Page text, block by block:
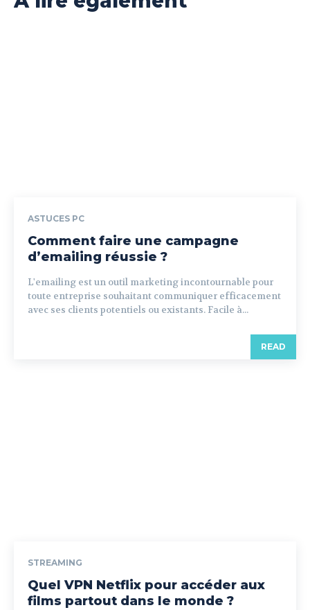
ASTUCES PC
Comment faire une campagne
d’emailing réussie ?
L'emailing est un outil marketing incontournable pour
toute entreprise souhaitant communiquer efficacement
avec ses clients potentiels ou existants. Facile à...
READ
STREAMING
Quel VPN Netflix pour accéder aux
films partout dans le monde ?